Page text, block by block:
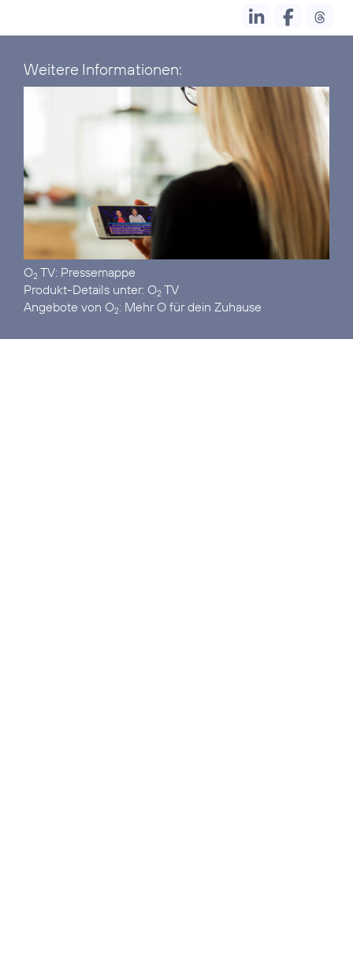
Weitere Informationen:
O2 TV: Pressemappe
Produkt-Details unter: O2 TV
Angebote von O2: Mehr O für dein Zuhause